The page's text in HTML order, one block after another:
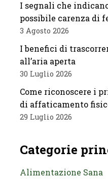
I segnali che
possibile carenza di
3 Agosto 2026
I benefici di
all’aria aperta
30 Luglio 2026
Come riconoscere i
di affaticamento
29 Luglio 2026
Categorie
Alimentazione Sana